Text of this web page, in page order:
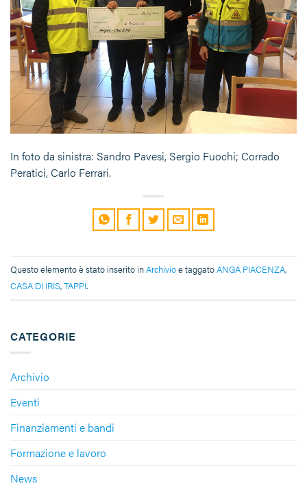
CATEGORIE
Archivio
Eventi
Finanziamenti e bandi
Formazione e lavoro
News
In foto da sinistra: Sandro Pavesi, Sergio Fuochi; Corrado
Peratici, Carlo Ferrari.
Questo elemento è stato inserito inArchivioe taggatoANGA PIACENZA,
CASA DI IRIS,TAPPI.